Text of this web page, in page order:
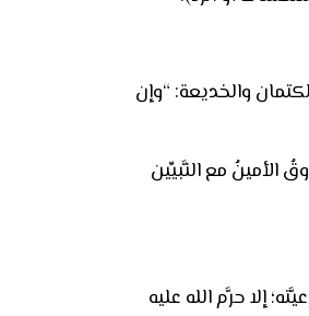
والخديعة: “وإن
الأمينُ مع النَّبيِّين
إلا حرَّم الله عليه